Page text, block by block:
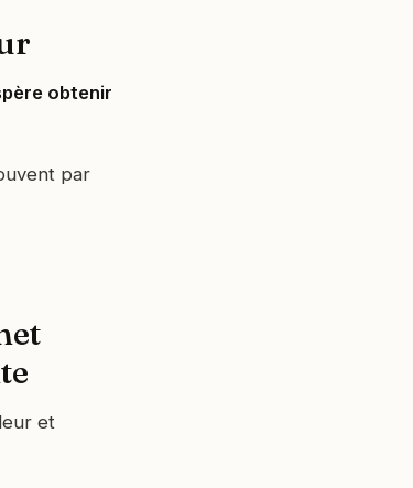
obtenir
par
et